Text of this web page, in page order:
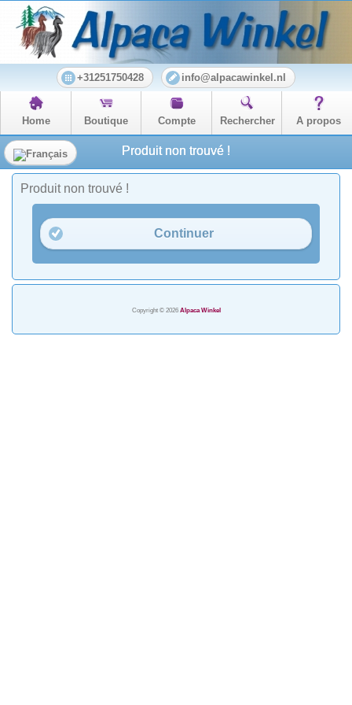
+31251750428 info@alpacawinkel.nl
Home Boutique Compte Rechercher A propos
Produit non trouvé !
Produit non trouvé !
Continuer
Copyright © 2026 Alpaca Winkel